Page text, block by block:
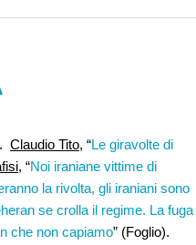
Claudio Tito, “Le giravolte di
“Noi iraniane vittime di
la rivolta, gli iraniani sono
se crolla il regime. La fuga
che non capiamo” (Foglio).